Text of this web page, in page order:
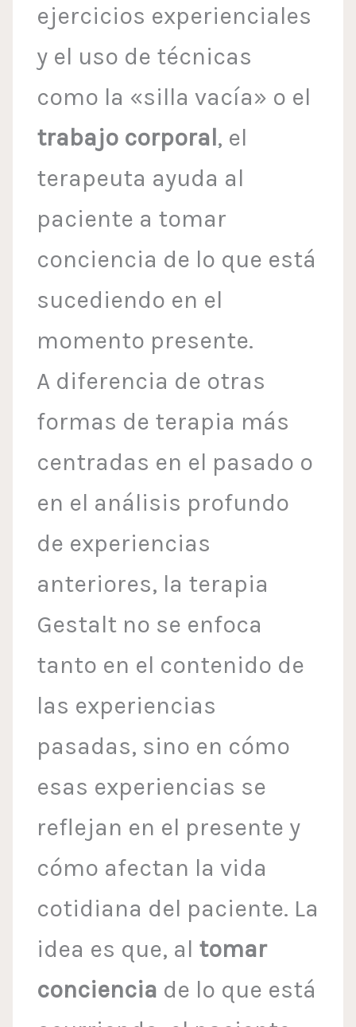
ejercicios experienciales
y el uso de técnicas
como la «silla vacía» o el
trabajo corporal, el
terapeuta ayuda al
paciente a tomar
conciencia de lo que está
sucediendo en el
momento presente.
A diferencia de otras
formas de terapia más
centradas en el pasado o
en el análisis profundo
de experiencias
anteriores, la terapia
Gestalt no se enfoca
tanto en el contenido de
las experiencias
pasadas, sino en cómo
esas experiencias se
reflejan en el presente y
cómo afectan la vida
cotidiana del paciente. La
idea es que, al tomar
conciencia de lo que está